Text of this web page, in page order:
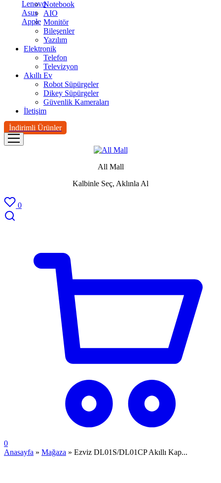
Lenovo
Asus
Apple
Notebook
AIO
Monitör
Bileşenler
Yazılım
Elektronik
Telefon
Televizyon
Akıllı Ev
Robot Süpürgeler
Dikey Süpürgeler
Güvenlik Kameraları
İletişim
İndirimli Ürünler
All Mall
Kalbinle Seç, Aklınla Al
0
0
Anasayfa » Mağaza » Ezviz DL01S/DL01CP Akıllı Kap...